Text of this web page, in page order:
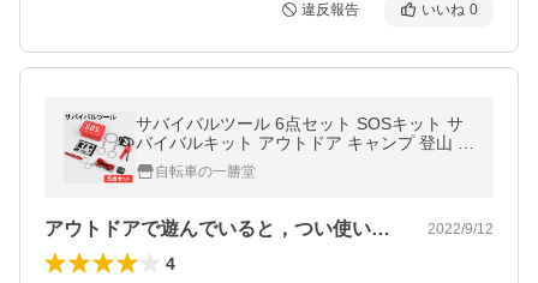
違反報告 いいね 0
サバイバルツール 6点セット SOSキット サ
バイバルキット アウトドア キャンプ 登山 火
つけ ワイヤーのこぎり ツールナイフ ファイ
アースターター SABAKIT
自転車の一勝堂
アウトドアで遊んでいると，つい使いたく… 2022/9/12
4